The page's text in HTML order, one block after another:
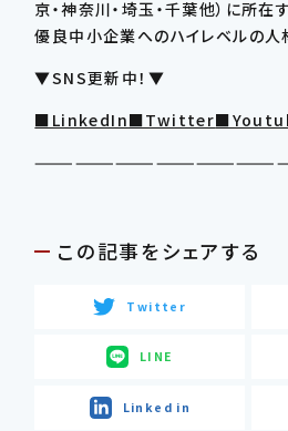
京・神奈川・埼玉・千葉他）に所
優良中小企業へのハイレベルの人
▼SNS更新中！▼
■LinkedIn■Twitter
この記事をシェアする
Twitter
LINE
Linked in